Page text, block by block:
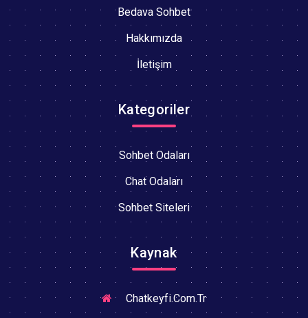
Bedava Sohbet
Hakkımızda
İletişim
Kategoriler
Sohbet Odaları
Chat Odaları
Sohbet Siteleri
Kaynak
Chatkeyfi.Com.Tr